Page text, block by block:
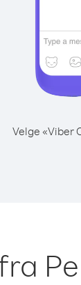
Velge «Viber